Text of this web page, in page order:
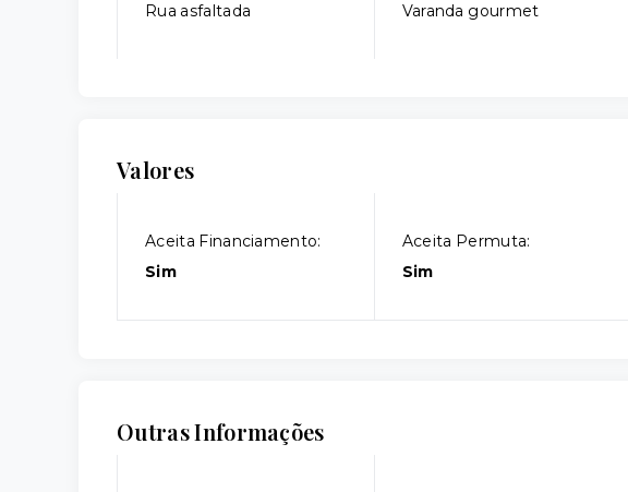
Rua asfaltada Varanda gourmet
Valores
Aceita Financiamento:
Sim
Aceita Permuta:
Sim
Outras Informações